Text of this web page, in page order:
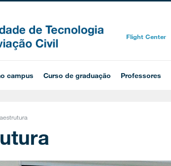
Flight Center
campus Curso de graduação Professores